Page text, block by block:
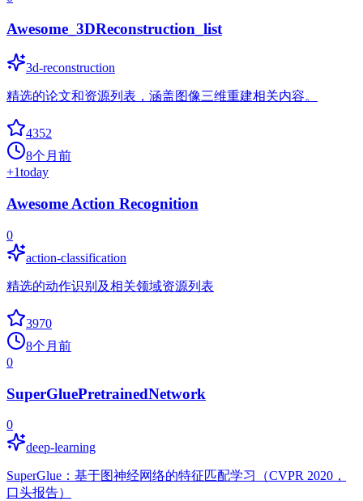
Awesome_3DReconstruction_list
3d-reconstruction
精选的论文和资源列表，涵盖图像三维重建相关内容。
4352
8个月前
+1today
Awesome Action Recognition
0
action-classification
精选的动作识别及相关领域资源列表
3970
8个月前
0
SuperGluePretrainedNetwork
0
deep-learning
SuperGlue：基于图神经网络的特征匹配学习（CVPR 2020，
口头报告）